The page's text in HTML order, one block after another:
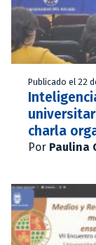
Publicado el 22
charla
Por Paulina